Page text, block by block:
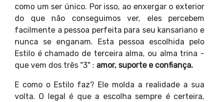
como um ser único. Por isso, ao enxergar o exterior
do que não conseguimos ver, eles percebem
facilmente a pessoa perfeita para seu kansariano e
nunca se enganam. Esta pessoa escolhida pelo
Estilo é chamado de terceira alma, ou alma trina -
que vem dos três "3" : amor, suporte e confiança.
E como o Estilo faz? Ele molda a realidade a sua
volta. O legal é que a escolha sempre é certeira,